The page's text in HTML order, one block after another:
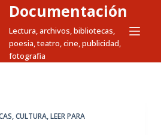
Documentación
Lectura, archivos, bibliotecas,
poesia, teatro, cine, publicidad,
fotografia
,CULTURA,LEER PARA